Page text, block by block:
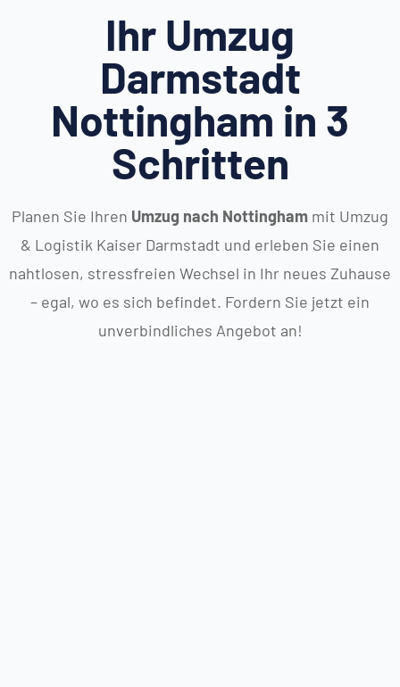
Ihr Umzug
Darmstadt
Nottingham in 3
Schritten
Planen Sie Ihren Umzug nach Nottingham mit Umzug
& Logistik Kaiser Darmstadt und erleben Sie einen
nahtlosen, stressfreien Wechsel in Ihr neues Zuhause
– egal, wo es sich befindet. Fordern Sie jetzt ein
unverbindliches Angebot an!